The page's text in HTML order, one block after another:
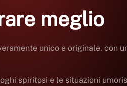
meglio
unico e originale, con
spiritosi e le situazioni